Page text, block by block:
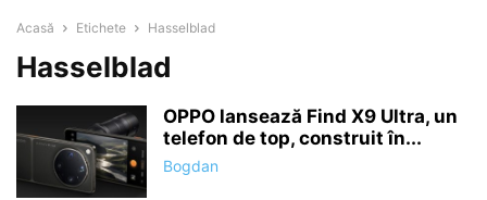
Acasă Etichete Hasselblad
Hasselblad
OPPO lansează Find X9 Ultra, un
telefon de top, construit în...
Bogdan